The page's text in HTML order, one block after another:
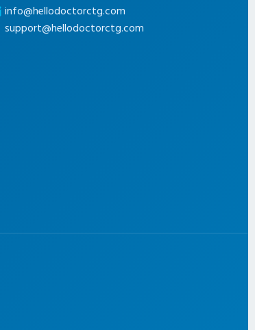
info@hellodoctorctg.com
support@hellodoctorctg.com